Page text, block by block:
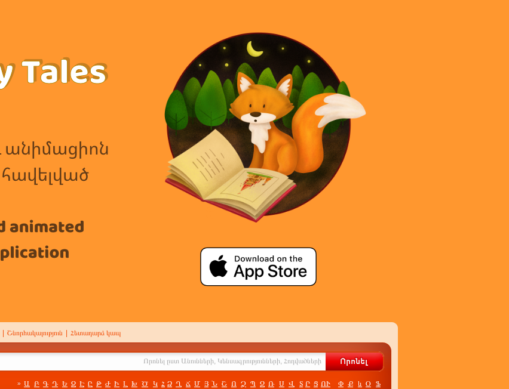
Շնորհակալություն Հետադարձ կապ
» Ա Բ Գ Դ Ե Զ Է Ը Թ Ժ Ի Լ Խ Ծ Կ Հ Ձ Ղ Ճ Մ Յ Ն Շ Ո Չ Պ Ջ Ռ Ս Վ Տ Ր Ց ՈՒ Փ Ք և Օ Ֆ